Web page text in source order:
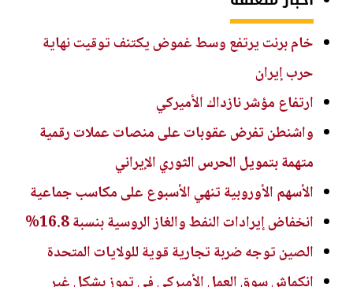
خام برنت يرتفع وسط غموض يكتنف توقيت نهاية
حرب إيران
ارتفاع مؤشر نازداك الأميركي
واشنطن تفرض عقوبات على منصات عملات رقمية
متهمة بتمويل الحرس الثوري الإيراني
الأسهم الأوروبية تنهي الأسبوع على مكاسب جماعية
انخفاض إيرادات النفط والغاز الروسية بنسبة 16.8%
الصين توجه ضربة تجارية قوية للولايات المتحدة